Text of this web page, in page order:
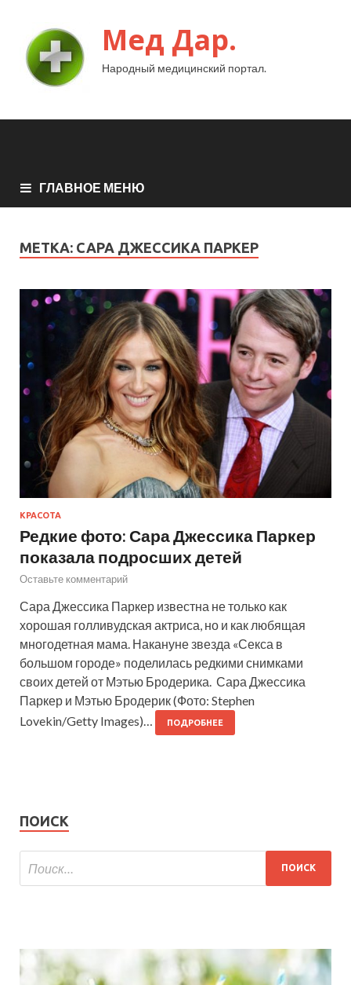
Мед Дар.
Народный медицинский портал.
ГЛАВНОЕ МЕНЮ
МЕТКА: САРА ДЖЕССИКА ПАРКЕР
КРАСОТА
Редкие фото: Сара Джессика Паркер
показала подросших детей
Оставьте комментарий
Сара Джессика Паркер известна не только как
хорошая голливудская актриса, но и как любящая
многодетная мама. Накануне звезда «Секса в
большом городе» поделилась редкими снимками
своих детей от Мэтью Бродерика. Сара Джессика
Паркер и Мэтью Бродерик (Фото: Stephen
Lovekin/Getty Images)…
ПОДРОБНЕЕ
ПОИСК